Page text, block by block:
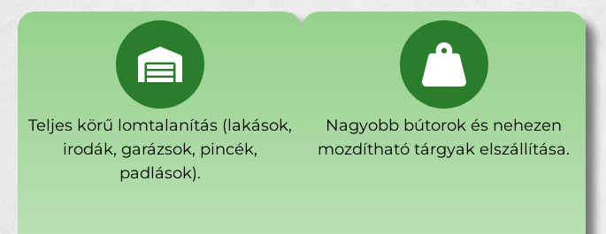
Teljes körű lomtalanítás (lakások,
irodák, garázsok, pincék,
padlások).
Nagyobb bútorok és nehezen
mozdítható tárgyak elszállítása.